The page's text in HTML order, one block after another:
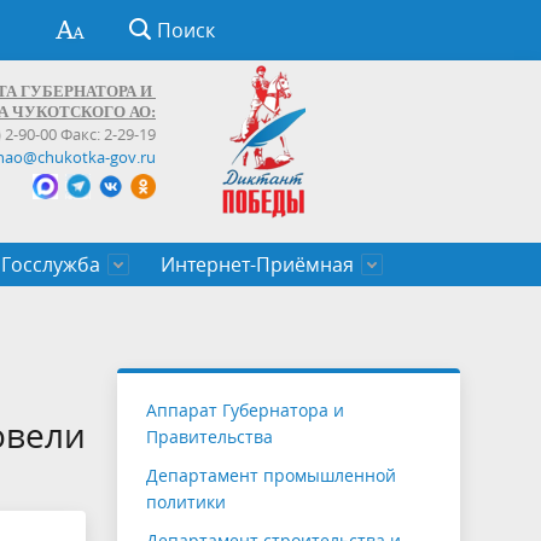
Поиск
ГУБЕРНАТОРА И
ЧУКОТСКОГО АО:
2-90-00 Факс: 2-29-19
gov.ru
Госслужба
служащих Чукотского автономного
округа
Интернет-Приёмная
Аппарат Губернатора и
Правительства
Департамент промышленной
политики